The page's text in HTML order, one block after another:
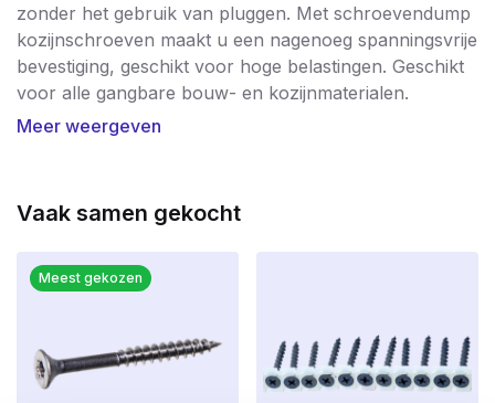
zonder het gebruik van pluggen. Met schroevendump
kozijnschroeven maakt u een nagenoeg spanningsvrije
bevestiging, geschikt voor hoge belastingen. Geschikt
voor alle gangbare bouw- en kozijnmaterialen.
Voorboren in zowel het kozijn en de muur en/of beton
kunststof raamkozijnen.
geperforeerd bouwmateriaal gedraaid worden.
schroevendump kozijnschroeven wordt hij trek- en
spanningsvrij in het bouwmateriaal bevestigd.
Meer weergeven
Vaak samen gekocht
Meest gekozen